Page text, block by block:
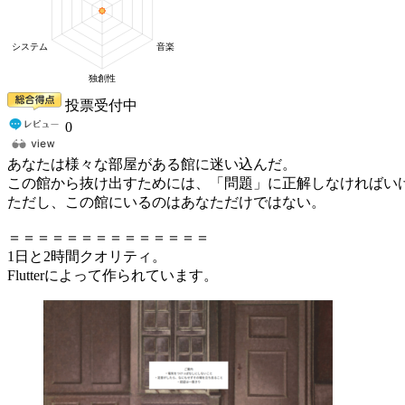
投票受付中
0
あなたは様々な部屋がある館に迷い込んだ。
この館から抜け出すためには、「問題」に正解しなければい
ただし、この館にいるのはあなただけではない。
＝＝＝＝＝＝＝＝＝＝＝＝＝＝
1日と2時間クオリティ。
Flutterによって作られています。